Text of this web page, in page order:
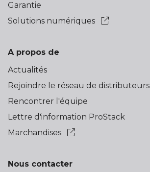
Garantie
Solutions numériques
A propos de
Actualités
Rejoindre le réseau de distributeurs
Rencontrer l'équipe
Lettre d'information ProStack
Marchandises
Nous contacter